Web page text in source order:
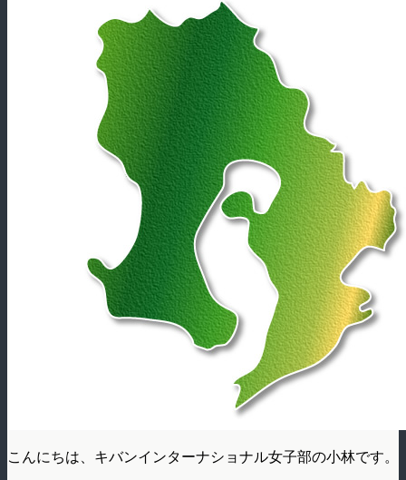
こんにちは、キバンインターナショナル女子部の小林です。